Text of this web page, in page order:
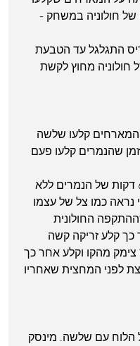
3 posts
של חולוניה במשחק -
התגלגל עד הטבעת
חולוניה מחוץ לקשת
קלעו שלשה
של דדאס - זאת בזמן שהנמרים קלעו פעם
בחזרה מפסק הזמן ג'ונסון סוף סוף שבר את הנאחס וקלע שלשה אחרי 6 דקות של הנמרים ללא
נראה כמו צל של עצמו
החולונית
כך קלע זריקה קשה
מינסק עלתה ל-5 הפרש, האריס צימק מהקו וקלע אחר כך
לפני המחצית שאחריו
ל-5 הפרש, מיילס עלה על הלוח עם שלשה. מינסק